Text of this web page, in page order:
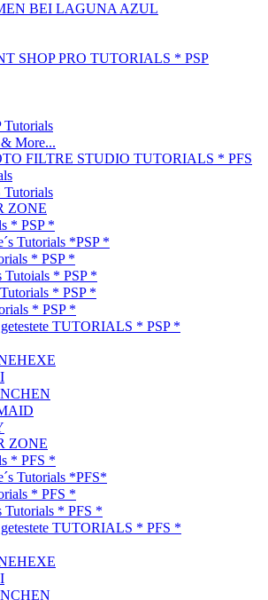
BEI LAGUNA AZUL
SHOP PRO TUTORIALS * PSP
More...
FILTRE STUDIO TUTORIALS * PFS
ZONE
* PSP *
Tutorials *PSP *
* PSP *
* PSP *
* PSP *
* PSP *
TUTORIALS * PSP *
ZONE
* PFS *
Tutorials *PFS*
* PFS *
Tutorials * PFS *
TUTORIALS * PFS *